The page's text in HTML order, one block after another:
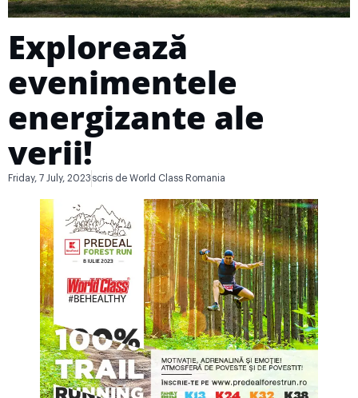
Explorează
evenimentele
energizante ale
verii!
Friday, 7 July, 2023 scris de World Class Romania